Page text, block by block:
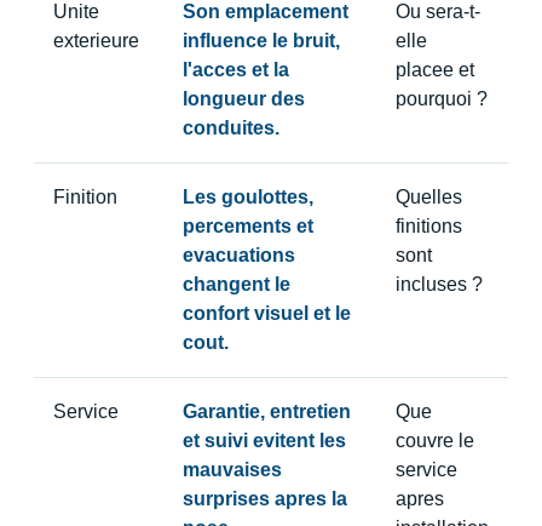
Unite
exterieure
Son emplacement
influence le bruit,
l'acces et la
longueur des
conduites.
Ou sera-t-
elle
placee et
pourquoi ?
Finition
Les goulottes,
percements et
evacuations
changent le
confort visuel et le
cout.
Quelles
finitions
sont
incluses ?
Service
Garantie, entretien
et suivi evitent les
mauvaises
surprises apres la
Que
couvre le
service
apres